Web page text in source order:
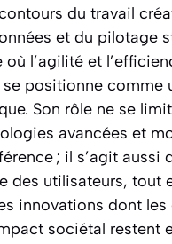
du travail
et du pilotage
où l’agilité et
positionne comme
Son rôle ne se
avancées et
; il s’agit aussi
des utilisateurs, tout
innovations dont les
sociétal restent